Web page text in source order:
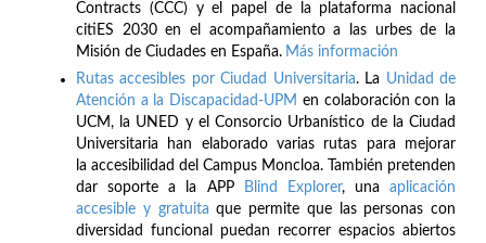
Contracts (CCC) y el papel de la plataforma nacional
citiES 2030 en el acompañamiento a las urbes de la
Misión de Ciudades en España. Más información
Rutas accesibles por Ciudad Universitaria. La Unidad de
Atención a la Discapacidad-UPM en colaboración con la
UCM, la UNED y el Consorcio Urbanístico de la Ciudad
Universitaria han elaborado varias rutas para mejorar
la accesibilidad del Campus Moncloa. También pretenden
dar soporte a la APP
Blind Explorer, una aplicación
accesible y gratuita que permite que las personas con
diversidad funcional puedan recorrer espacios abiertos